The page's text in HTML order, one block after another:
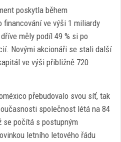
poskytla během
ve výši 1 miliardy
měly podíl 49 % si po
Novými akcionáři se stali další
ve výši přibližně 720
přebudovalo svou síť, tak
společnost létá na 84
se počítá s postupným
letního letového řádu